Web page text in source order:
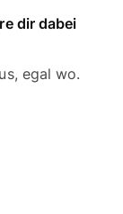
dir dabei
egal wo.